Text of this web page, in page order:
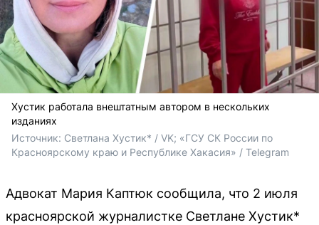
Хустик работала внештатным автором в нескольких
изданиях
Источник: Светлана Хустик* / VK; «ГСУ СК России по
Красноярскому краю и Республике Хакасия» / Telegram
Адвокат Мария Каптюк сообщила, что 2 июля
красноярской журналистке Светлане Хустик*